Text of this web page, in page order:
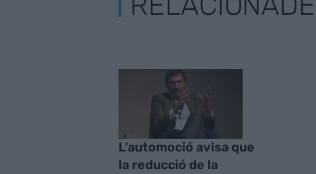
L’automoció avisa que
la reducció de la